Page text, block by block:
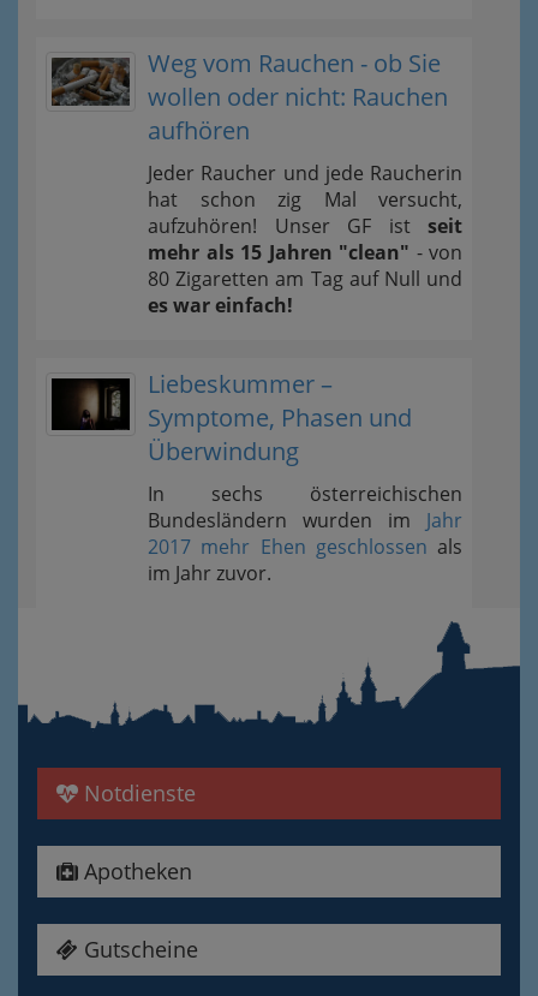
Weg vom Rauchen - ob Sie
wollen oder nicht: Rauchen
aufhören
Jeder Raucher und jede Raucherin
hat schon zig Mal versucht,
aufzuhören! Unser GF ist seit
mehr als 15 Jahren "clean" - von
80 Zigaretten am Tag auf Null und
es war einfach!
Liebeskummer –
Symptome, Phasen und
Überwindung
In sechs österreichischen
Bundesländern wurden im Jahr
2017 mehr Ehen geschlossen als
im Jahr zuvor.
Notdienste
Apotheken
Gutscheine